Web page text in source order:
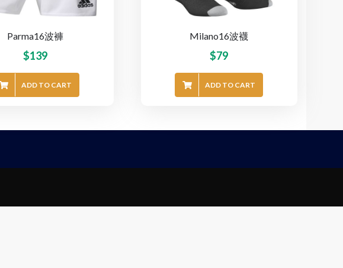
Parma16波褲
$139
ADD TO CART
Milano16波襪
$79
ADD TO CART